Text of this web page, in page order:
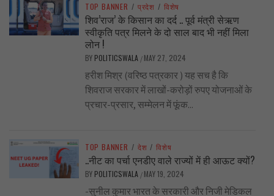
TOP BANNER / प्रदेश / विशेष
शिव’राज’ के किसान का दर्द .. पूर्व मंत्री सेऋण
स्वीकृति पत्र मिलने के दो साल बाद भी नहीं मिला
लोन !
BY POLITICSWALA / MAY 27, 2024
हरीश मिश्र (वरिष्ठ पत्रकार ) यह सच है कि
शिवराज सरकार में लाखों-करोड़ों रुपए योजनाओं के
प्रचार-प्रसार, सम्मेलन में फूंक...
TOP BANNER / देश / विशेष
..नीट का पर्चा एनडीए वाले राज्यों में ही आऊट क्यों?
BY POLITICSWALA / MAY 19, 2024
-सुनील कुमार भारत के सरकारी और निजी मेडिकल